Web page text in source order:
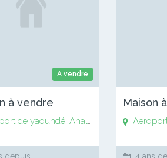
A vendre
à vendre
de yaoundé,Ahala Anguissa,Awaé,
depuis
Maison
4 ans